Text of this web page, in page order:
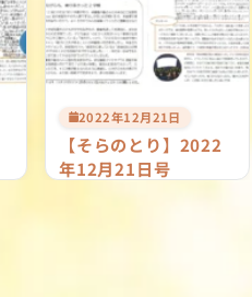
2022年12月21日
【そらのとり】2022
年12月21日号